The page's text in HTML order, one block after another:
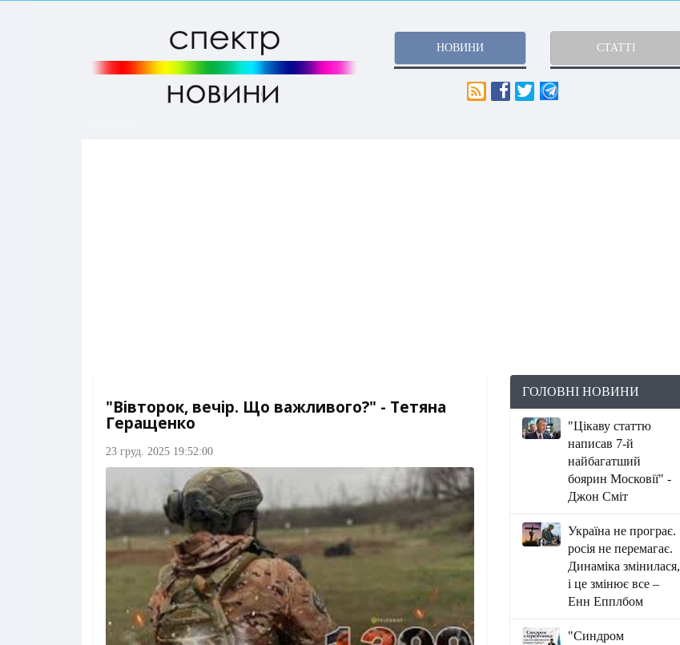
НОВИНИ СТАТТІ
"Вівторок, вечір. Що важливого?" - Тетяна
Геращенко
23 груд. 2025 19:52:00
ГОЛОВНІ НОВИНИ
"Цікаву статтю
написав 7-й
найбагатший
боярин Московії" -
Джон Сміт
Україна не програє.
росія не перемагає.
Динаміка змінилася,
і це змінює все –
Енн Епплбом
"Синдром